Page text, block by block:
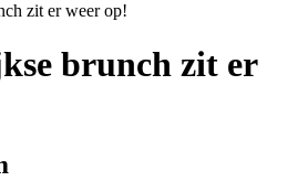
zit er weer op!
brunch zit er